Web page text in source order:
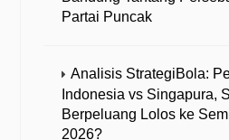
Partai Puncak
Analisis StrategiBola:
Indonesia vs Singapura,
Berpeluang Lolos ke
2026?